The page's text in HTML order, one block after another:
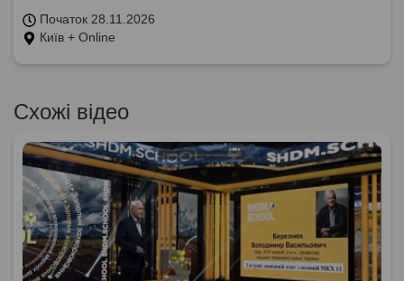
Початок 28.11.2026
Київ + Online
Схожі відео